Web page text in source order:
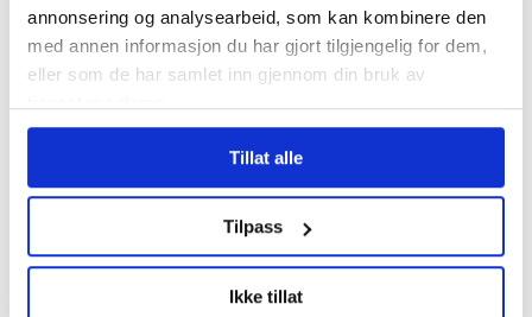
annonsering og analysearbeid, som kan kombinere den
med annen informasjon du har gjort tilgjengelig for dem,
eller som de har samlet inn gjennom din bruk av
Tillat alle
Tilpass
Ikke tillat
skolefritidsordning, fordi
skolefritidsordning ikke er en del av
Men Fagforbundets landsstyre har avist
flere forslag om at barn og unge med
særskilte behov sikres en lovfestet rett
til at ressursene blir med over til Sfo.